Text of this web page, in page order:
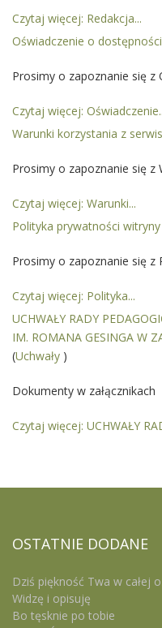
Czytaj więcej: Redakcja...
Oświadczenie o dostępności
Prosimy o zapoznanie się z
Czytaj więcej:
Warunki korzystania z
Prosimy o zapoznanie się z
Czytaj więcej: Warunki...
Polityka prywatności
Prosimy o zapoznanie się z
Czytaj więcej: Polityka...
UCHWAŁY RADY
IM. ROMANA GESINGA W
(Uchwały )
Dokumenty w załącznikach
Czytaj więcej: UCHWAŁY
OSTATNIE DODANE
Dziś piękność Twa w całej
Widzę i opisuję
Bo tęsknie po tobie